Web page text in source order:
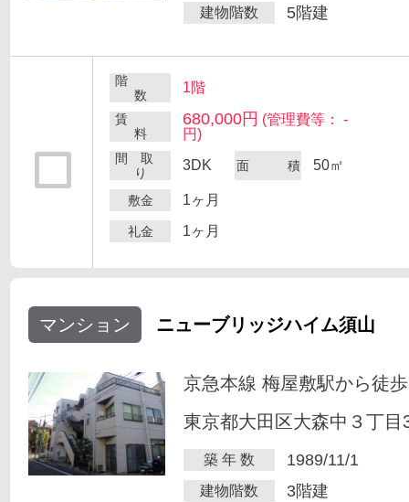
建物階数 5階建
階
数
1階
賃
料
680,000円 (管理費等： -
円)
間 取
り
3DK 面 積 50㎡
敷金 1ヶ月
礼金 1ヶ月
マンション ニューブリッジハイム須山
京急本線 梅屋敷駅から徒
東京都大田区大森中３丁目
築 年 数 1989/11/1
建物階数 3階建